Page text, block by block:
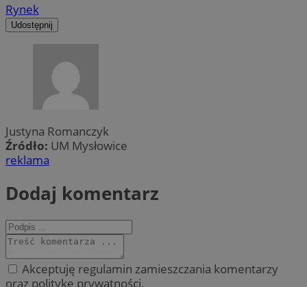
Rynek
Udostępnij
Justyna Romanczyk
Źródło: UM Mysłowice
reklama
Dodaj komentarz
Akceptuję regulamin zamieszczania komentarzy
oraz politykę prywatności.